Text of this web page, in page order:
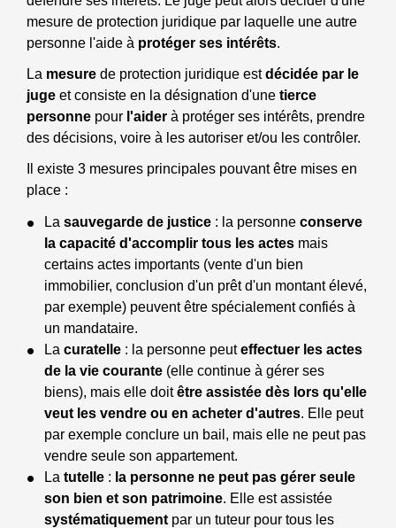
mesure de protection juridique par laquelle une autre
personne l'aide à protéger ses intérêts.
La mesure de protection juridique estdécidée par le
juge et consiste en la désignation d'une tierce
personne pour l'aider à protéger ses intérêts, prendre
des décisions, voire à les autoriser et/ou les contrôler.
Il existe 3 mesures principales pouvant être mises en
place :
La sauvegarde de justice : la personne conserve
la capacité d'accomplir tous les actes mais
certains actes importants (vente d'un bien
immobilier, conclusion d'un prêt d'un montant élevé,
par exemple) peuvent être spécialement confiés à
un mandataire.
La curatelle : la personne peuteffectuer les actes
de la vie courante (elle continue à gérer ses
biens), mais elle doitêtre assistée dès lors qu'elle
veut les vendre ou en acheter d'autres. Elle peut
par exemple conclure un bail, mais elle ne peut pas
vendre seule son appartement.
La tutelle : la personne ne peut pas gérer seule
son bien et son patrimoine. Elle est assistée
systématiquement par un tuteur pour tous les